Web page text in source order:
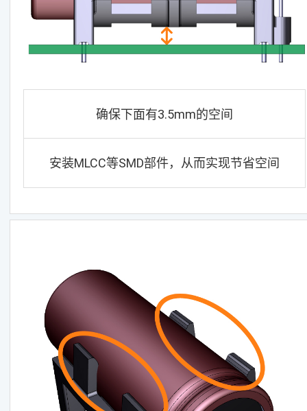
确保下面有3.5mm的空间
安装MLCC等SMD部件，从而实现节省空间